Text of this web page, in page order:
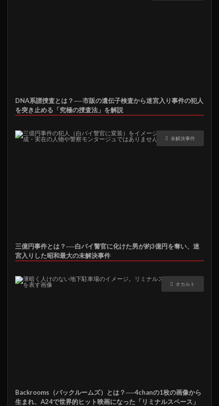
DNA系譜捜査とは？──市販の遺伝子検査から迷宮入り事件の犯人
を突き止める「究極の捜査法」を解説
未解決事件
三億円事件とは？──白バイ警官に化けた男が約3億円を奪い、迷
宮入りした昭和最大の未解決事件
オカルト
Backrooms（バックルームズ）とは？──4chanの1枚の画像から
生まれ、A24で世界的ヒット映画になった「リミナルスペース」